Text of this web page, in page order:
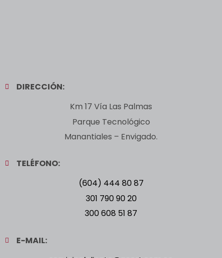
DIRECCIÓN:
Km 17 Vía Las Palmas
Parque Tecnológico
Manantiales – Envigado.
TELÉFONO:
(604) 444 80 87
301 790 90 20
300 608 51 87
E-MAIL: